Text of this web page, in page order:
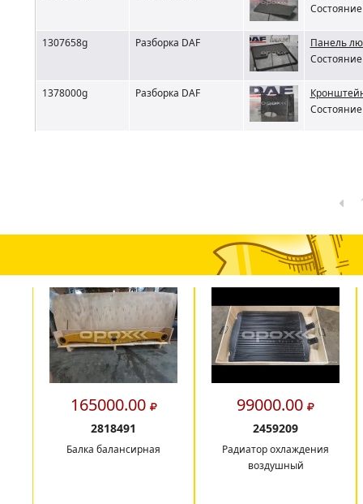
1307658g Разборка DAF
Панель
1378000g Разборка DAF
165000.00
2818491
Балка балансирная
99000.00
2459209
Радиатор охлаждения
воздушный